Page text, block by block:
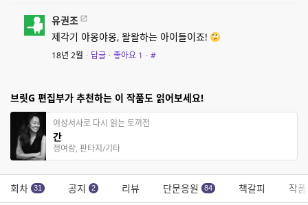
유권조
제각기 야옹야옹, 왈왈하는 아이들이죠!
18년 2월 · 답글 · 좋아요 1 · #
브릿G 편집부가 추천하는 이 작품도 읽어보세요!
여성서사로 다시 읽는 토끼전
간
정여랑, 판타지/기타
회차 31 공지 2 리뷰 단문응원 84 책갈피 작